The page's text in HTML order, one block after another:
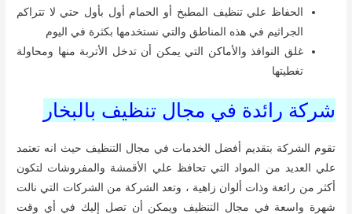
الحفاظ علي تنظيف المطبخ أو الحمام أول بأول حتي لا تتراكم
الجراثيم في هذه المناطق والتي نستخدمها بكثرة في اليوم
غلق النوافذ والأماكن التي يمكن أن تدخل الأتربة منها ومحاولة
تغطيتها
شركة رائدة في مجال تنظيف بالبخار
تقوم الشركة بتقديم أفضل الخدمات في مجال التنظيف حيث انه تعتمد
علي العديد من المواد التي تحافظ علي الأقمشة والمفروشات لتكون
أكثر من رائعة وذات ألوان زاهية ، وتعد الشركة من الشركات التي نالت
شهرة واسعة في مجال التنظيف ويمكن أن تصل إليك في أي وقت